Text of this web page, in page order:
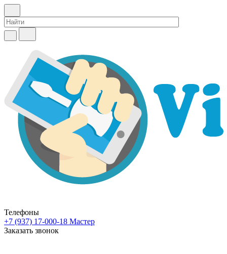
Телефоны
+7 (937) 17-000-18 Мастер
Заказать звонок